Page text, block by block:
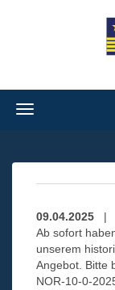
Navigation
09.04.2025 |
Ab sofort
unserem
Angebot. Bitte
NOR-10-0-